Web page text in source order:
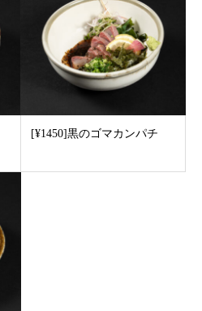
[¥1450]黒のゴマカンパチ